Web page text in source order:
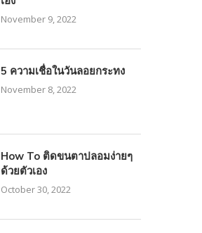
November 9, 2022
5 ความเชื่อในวันลอยกระทง
November 8, 2022
How To ติดขนตาปลอมง่ายๆ
ด้วยตัวเอง
October 30, 2022